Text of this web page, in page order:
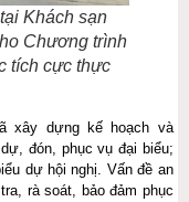
Khách sạn
Chương trình
tích cực thực
xây dựng kế hoạch và
đón, phục vụ đại biểu;
dự hội nghị. Vấn đề an
rà soát, bảo đảm phục